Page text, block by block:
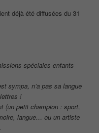
déjà été diffusées du 31
spéciales enfants
sympa, n’a pas sa langue
!
(un petit champion : sport,
langue… ou un artiste